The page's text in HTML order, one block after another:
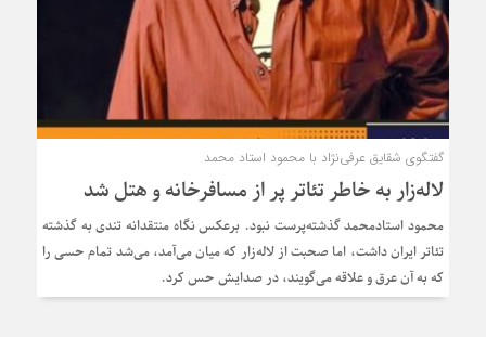
گفتگوی شقایق عرفی‌نژاد با محمود استاد محمد
لاله‌زار به خاطر تئاتر پر از مسافرخانه و هتل شد
محمود استادمحمد گذشته‌پرست نبود. برعکس نگاه منتقدانه تندی به گذشته
تئاتر ایران داشت، اما صحبت از لاله‌زار که میان می‌آمد، می‌شد تمام حسی را
که به آن عرق و علاقه می‌گویند، در صدایش حس کرد.